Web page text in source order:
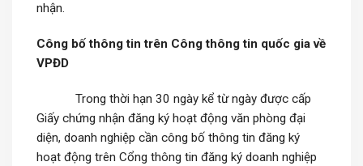
nhận.
Công bố thông tin trên Công thông tin quốc gia về
VPĐD
Trong thời hạn 30 ngày kể từ ngày được cấp
Giấy chứng nhận đăng ký hoạt động văn phòng đại
diện, doanh nghiệp cần công bố thông tin đăng ký
hoạt động trên Cổng thông tin đăng ký doanh nghiệp